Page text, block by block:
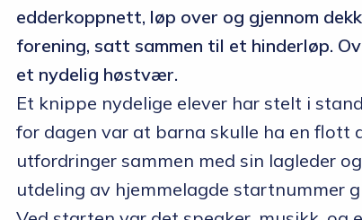
edderkoppnett, løp over og gjennom
forening, satt sammen til et hinderløp.
et nydelig høstvær.
Et knippe nydelige elever har stelt i
for dagen var at barna skulle ha en flott
utfordringer sammen med sin lagleder
utdeling av hjemmelagde startnummer